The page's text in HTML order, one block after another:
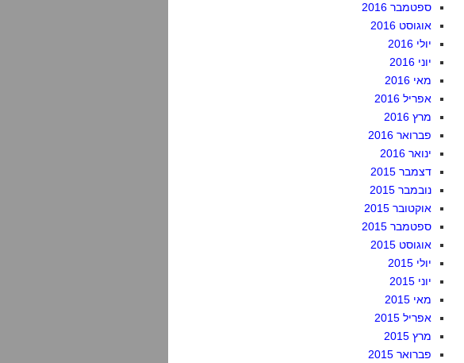
ספטמבר 2016
אוגוסט 2016
יולי 2016
יוני 2016
מאי 2016
אפריל 2016
מרץ 2016
פברואר 2016
ינואר 2016
דצמבר 2015
נובמבר 2015
אוקטובר 2015
ספטמבר 2015
אוגוסט 2015
יולי 2015
יוני 2015
מאי 2015
אפריל 2015
מרץ 2015
פברואר 2015